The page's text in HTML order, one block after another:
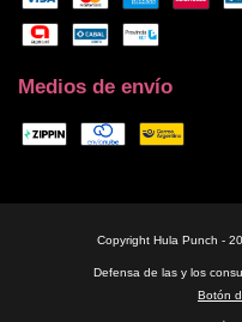
Medios de envío
Copyright Hula Punch -
Defensa de las y los
Botón